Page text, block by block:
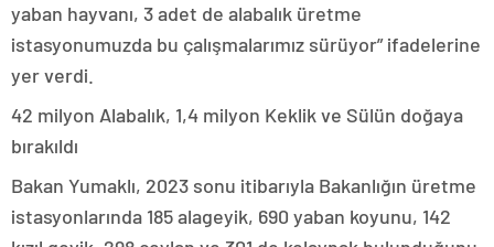
yaban hayvanı, 3 adet de alabalık üretme
istasyonumuzda bu çalışmalarımız sürüyor” ifadelerine
yer verdi.
42 milyon Alabalık, 1,4 milyon Keklik ve Sülün doğaya
bırakıldı
Bakan Yumaklı, 2023 sonu itibarıyla Bakanlığın üretme
istasyonlarında 185 alageyik, 690 yaban koyunu, 142